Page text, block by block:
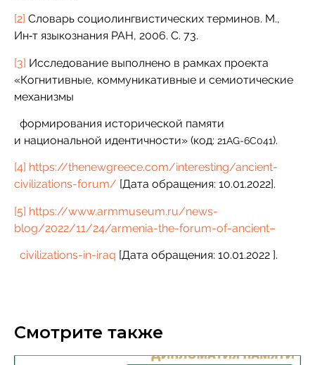
[2] Словарь социолингвистических терминов. М.,
Ин‑т языкознания РАН, 2006. С. 73.
[3] Исследование выполнено в рамках проекта
«Когнитивные, коммуникативные и семиотические
механизмы
формирования исторической памяти
и национальной идентичности» (код: 21AG-6C041).
[4] https://thenewgreece.com/interesting/ancient-
civilizations-forum/ [Дата обращения: 10.01.2022].
[5] https://www.armmuseum.ru/news-
blog/2022/11/24/armenia-the-forum-of-ancient–
civilizations-in-iraq [Дата обращения: 10.01.2022 ].
Смотрите также